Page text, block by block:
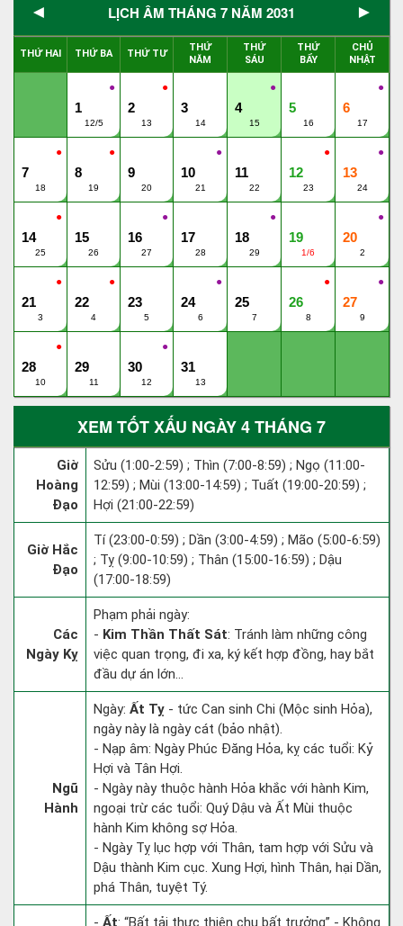
◄ LỊCH ÂM THÁNG 7 NĂM 2031 ►
THỨ HAI THỨ BA THỨ TƯ
THỨ
NĂM
THỨ
SÁU
THỨ
BẨY
CHỦ
NHẬT
●
1
12/5
●
2
13
3
14
●
4
15
5
16
●
6
17
●
7
18
●
8
19
9
20
●
10
21
11
22
●
12
23
●
13
24
●
14
25
15
26
●
16
27
17
28
●
18
29
19
1/6
●
20
2
●
21
3
●
22
4
23
5
●
24
6
25
7
●
26
8
●
27
9
●
28
10
29
11
●
30
12
31
13
XEM TỐT XẤU NGÀY 4 THÁNG 7
Giờ
Hoàng
Đạo
Sửu (1:00-2:59) ; Thìn (7:00-8:59) ; Ngọ (11:00-
12:59) ; Mùi (13:00-14:59) ; Tuất (19:00-20:59) ;
Hợi (21:00-22:59)
Giờ Hắc
Đạo
Tí (23:00-0:59) ; Dần (3:00-4:59) ; Mão (5:00-6:59)
; Tỵ (9:00-10:59) ; Thân (15:00-16:59) ; Dậu
(17:00-18:59)
Các
Ngày Kỵ
Phạm phải ngày:
- Kim Thần Thất Sát: Tránh làm những công
việc quan trọng, đi xa, ký kết hợp đồng, hay bắt
đầu dự án lớn...
Ngũ
Hành
Ngày: Ất Tỵ - tức Can sinh Chi (Mộc sinh Hỏa),
ngày này là ngày cát (bảo nhật).
- Nạp âm: Ngày Phúc Đăng Hỏa, kỵ các tuổi: Kỷ
Hợi và Tân Hợi.
- Ngày này thuộc hành Hỏa khắc với hành Kim,
ngoại trừ các tuổi: Quý Dậu và Ất Mùi thuộc
hành Kim không sợ Hỏa.
- Ngày Tỵ lục hợp với Thân, tam hợp với Sửu và
Dậu thành Kim cục. Xung Hợi, hình Thân, hại Dần,
phá Thân, tuyệt Tý.
- Ất: “Bất tải thực thiên chu bất trưởng” - Không